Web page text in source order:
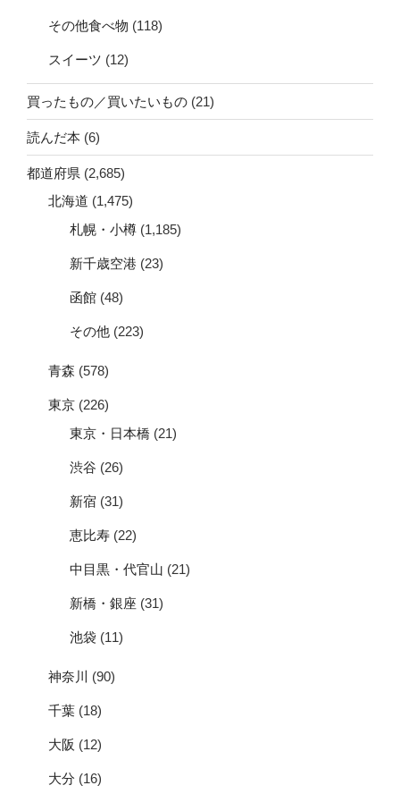
その他食べ物 (118)
スイーツ (12)
買ったもの／買いたいもの (21)
読んだ本 (6)
都道府県 (2,685)
北海道 (1,475)
札幌・小樽 (1,185)
新千歳空港 (23)
函館 (48)
その他 (223)
青森 (578)
東京 (226)
東京・日本橋 (21)
渋谷 (26)
新宿 (31)
恵比寿 (22)
中目黒・代官山 (21)
新橋・銀座 (31)
池袋 (11)
神奈川 (90)
千葉 (18)
大阪 (12)
大分 (16)